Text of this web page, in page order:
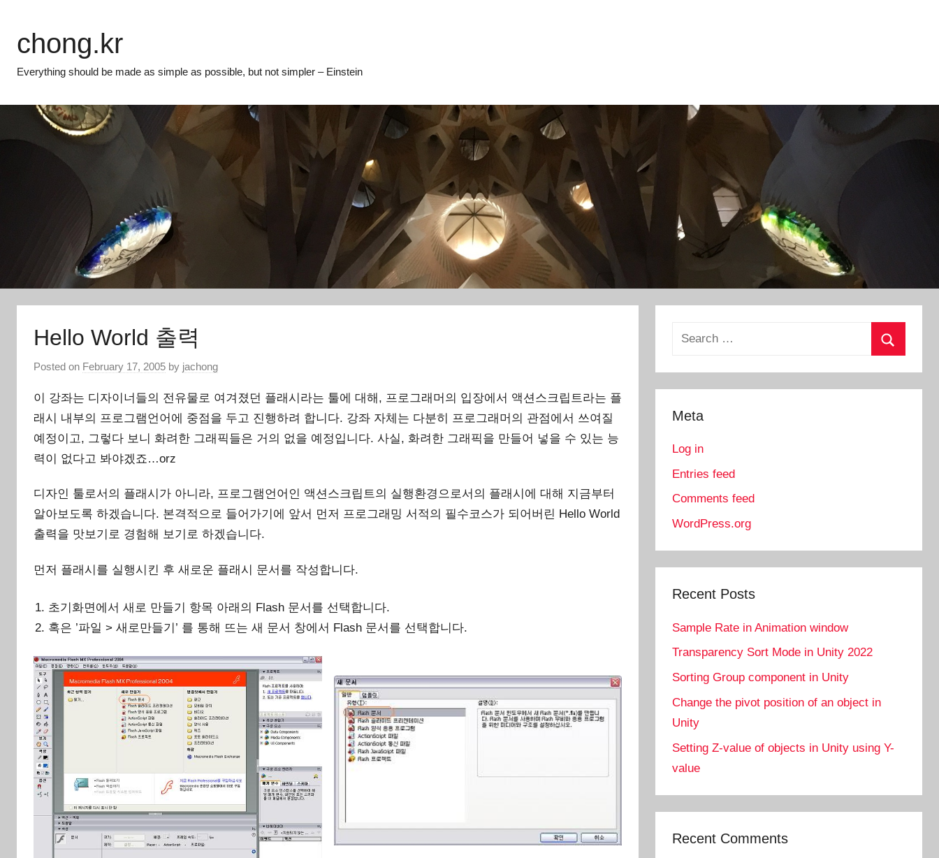
contentchong.kr
Everything should be made as simple as possible, but not simpler – Einstein
Hello World 출력
Posted on February 17, 2005 by jachong
이 강좌는 디자이너들의 전유물로 여겨졌던 플래시라는 툴에 대해, 프로그래머의 입장에서 액션스크립트라는 플
래시 내부의 프로그램언어에 중점을 두고 진행하려 합니다. 강좌 자체는 다분히 프로그래머의 관점에서 쓰여질
예정이고, 그렇다 보니 화려한 그래픽들은 거의 없을 예정입니다. 사실, 화려한 그래픽을 만들어 넣을 수 있는 능
력이 없다고 봐야겠죠…orz
디자인 툴로서의 플래시가 아니라, 프로그램언어인 액션스크립트의 실행환경으로서의 플래시에 대해 지금부터
알아보도록 하겠습니다. 본격적으로 들어가기에 앞서 먼저 프로그래밍 서적의 필수코스가 되어버린 Hello World
출력을 맛보기로 경험해 보기로 하겠습니다.
먼저 플래시를 실행시킨 후 새로운 플래시 문서를 작성합니다.
초기화면에서 새로 만들기 항목 아래의 Flash 문서를 선택합니다.
혹은 ’파일 > 새로만들기’ 를 통해 뜨는 새 문서 창에서 Flash 문서를 선택합니다.
Search
Meta
Log in
Entries feed
Comments feed
WordPress.org
Recent Posts
Sample Rate in Animation window
Transparency Sort Mode in Unity 2022
Sorting Group component in Unity
Change the pivot position of an object in
Unity
Setting Z-value of objects in Unity using Y-
value
Recent Comments